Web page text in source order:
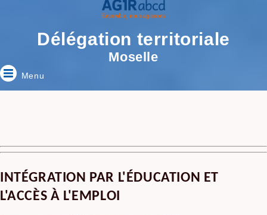
Délégation territoriale
Moselle
Menu
INTÉGRATION PAR L'ÉDUCATION ET
L'ACCÈS À L'EMPLOI